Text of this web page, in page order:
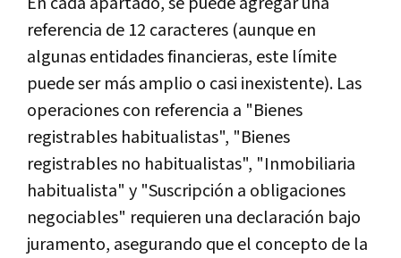
referencia de 12 caracteres (aunque en
algunas entidades financieras, este límite
puede ser más amplio o casi inexistente). Las
operaciones con referencia a "Bienes
registrables habitualistas", "Bienes
registrables no habitualistas", "Inmobiliaria
habitualista" y "Suscripción a obligaciones
negociables" requieren una declaración bajo
juramento, asegurando que el concepto de la